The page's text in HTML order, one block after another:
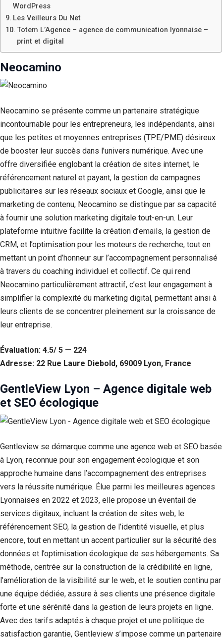
WordPress
Les Veilleurs Du Net
Totem L’Agence – agence de communication lyonnaise –
print et digital
Neocamino
Neocamino se présente comme un partenaire stratégique
incontournable pour les entrepreneurs, les indépendants, ainsi
que les petites et moyennes entreprises (TPE/PME) désireux
de booster leur succès dans l’univers numérique. Avec une
offre diversifiée englobant la création de sites internet, le
référencement naturel et payant, la gestion de campagnes
publicitaires sur les réseaux sociaux et Google, ainsi que le
marketing de contenu, Neocamino se distingue par sa capacité
à fournir une solution marketing digitale tout-en-un. Leur
plateforme intuitive facilite la création d’emails, la gestion de
CRM, et l’optimisation pour les moteurs de recherche, tout en
mettant un point d’honneur sur l’accompagnement personnalisé
à travers du coaching individuel et collectif. Ce qui rend
Neocamino particulièrement attractif, c’est leur engagement à
simplifier la complexité du marketing digital, permettant ainsi à
leurs clients de se concentrer pleinement sur la croissance de
leur entreprise.
Évaluation: 4.5/ 5 — 224
Adresse: 22 Rue Laure Diebold, 69009 Lyon, France
GentleView Lyon – Agence digitale web
et SEO écologique
Gentleview se démarque comme une agence web et SEO basée
à Lyon, reconnue pour son engagement écologique et son
approche humaine dans l’accompagnement des entreprises
vers la réussite numérique. Élue parmi les meilleures agences
Lyonnaises en 2022 et 2023, elle propose un éventail de
services digitaux, incluant la création de sites web, le
référencement SEO, la gestion de l’identité visuelle, et plus
encore, tout en mettant un accent particulier sur la sécurité des
données et l’optimisation écologique de ses hébergements. Sa
méthode, centrée sur la construction de la crédibilité en ligne,
l’amélioration de la visibilité sur le web, et le soutien continu par
une équipe dédiée, assure à ses clients une présence digitale
forte et une sérénité dans la gestion de leurs projets en ligne.
Avec des tarifs adaptés à chaque projet et une politique de
satisfaction garantie, Gentleview s’impose comme un partenaire
Nécessaire
Ces cookies ne
sont pas
sont
nécessaires au
du site Web.